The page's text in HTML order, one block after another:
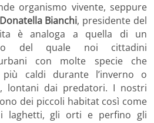
organismo vivente, seppure
Donatella Bianchi, presidente del
è analoga a quella di un
del quale noi cittadini
con molte specie che
caldi durante l’inverno o
lontani dai predatori. I nostri
dei piccoli habitat così come
laghetti, gli orti e perfino gli